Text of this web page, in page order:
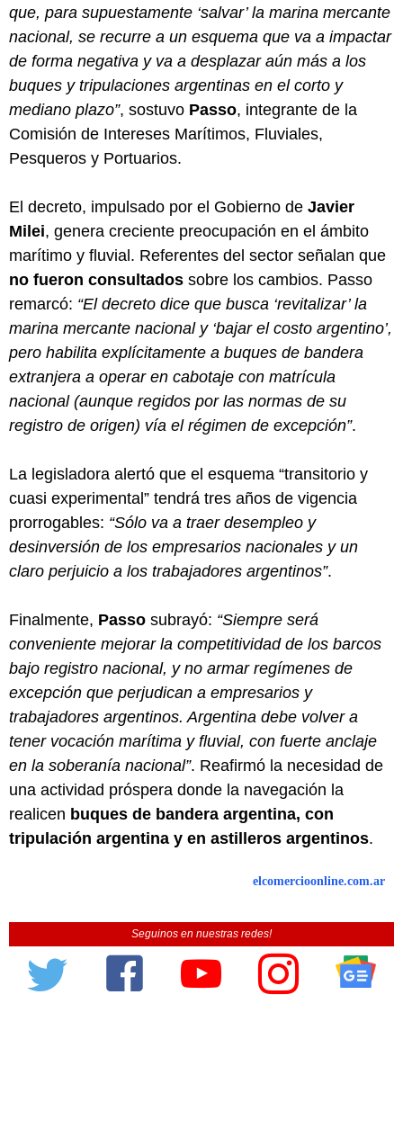
que, para supuestamente ‘salvar’ la marina mercante
nacional, se recurre a un esquema que va a impactar
de forma negativa y va a desplazar aún más a los
buques y tripulaciones argentinas en el corto y
mediano plazo”, sostuvo Passo, integrante de la
Comisión de Intereses Marítimos, Fluviales,
Pesqueros y Portuarios.
El decreto, impulsado por el Gobierno de Javier
Milei, genera creciente preocupación en el ámbito
marítimo y fluvial. Referentes del sector señalan que
no fueron consultados sobre los cambios. Passo
remarcó: “El decreto dice que busca ‘revitalizar’ la
marina mercante nacional y ‘bajar el costo argentino’,
pero habilita explícitamente a buques de bandera
extranjera a operar en cabotaje con matrícula
nacional (aunque regidos por las normas de su
registro de origen) vía el régimen de excepción”.
La legisladora alertó que el esquema “transitorio y
cuasi experimental” tendrá tres años de vigencia
prorrogables: “Sólo va a traer desempleo y
desinversión de los empresarios nacionales y un
claro perjuicio a los trabajadores argentinos”.
Finalmente, Passo subrayó: “Siempre será
conveniente mejorar la competitividad de los barcos
bajo registro nacional, y no armar regímenes de
excepción que perjudican a empresarios y
trabajadores argentinos. Argentina debe volver a
tener vocación marítima y fluvial, con fuerte anclaje
en la soberanía nacional”. Reafirmó la necesidad de
una actividad próspera donde la navegación la
realicen buques de bandera argentina, con
tripulación argentina y en astilleros argentinos.
elcomercioonline.com.ar
Seguinos en nuestras redes!